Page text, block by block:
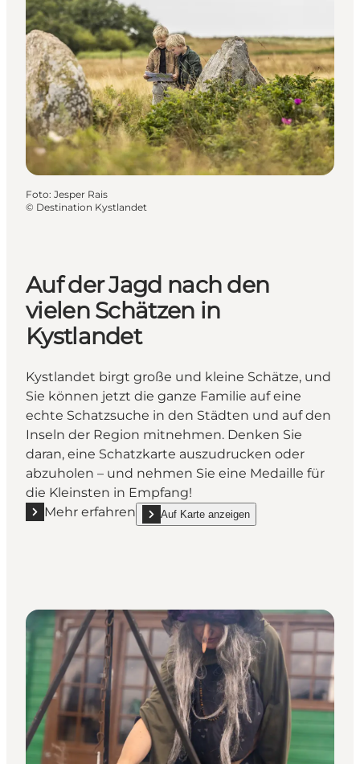
Foto: Jesper Rais
© Destination Kystlandet
Auf der Jagd nach den
vielen Schätzen in
Kystlandet
Kystlandet birgt große und kleine Schätze, und
Sie können jetzt die ganze Familie auf eine
echte Schatzsuche in den Städten und auf den
Inseln der Region mitnehmen. Denken Sie
daran, eine Schatzkarte auszudrucken oder
abzuholen – und nehmen Sie eine Medaille für
die Kleinsten in Empfang!
Mehr erfahren
Mehr erfahren "Auf der Jagd nach den vielen
Auf Karte anzeigen
show Auf der Jagd nach den vielen Schätzen